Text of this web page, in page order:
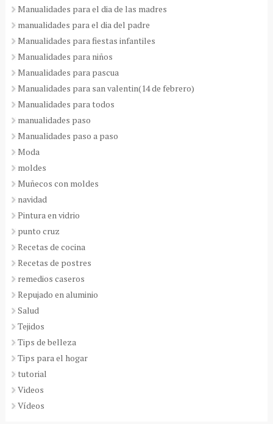
Manualidades para el dia de las madres
manualidades para el dia del padre
Manualidades para fiestas infantiles
Manualidades para niños
Manualidades para pascua
Manualidades para san valentin(14 de febrero)
Manualidades para todos
manualidades paso
Manualidades paso a paso
Moda
moldes
Muñecos con moldes
navidad
Pintura en vidrio
punto cruz
Recetas de cocina
Recetas de postres
remedios caseros
Repujado en aluminio
Salud
Tejidos
Tips de belleza
Tips para el hogar
tutorial
Videos
Vídeos